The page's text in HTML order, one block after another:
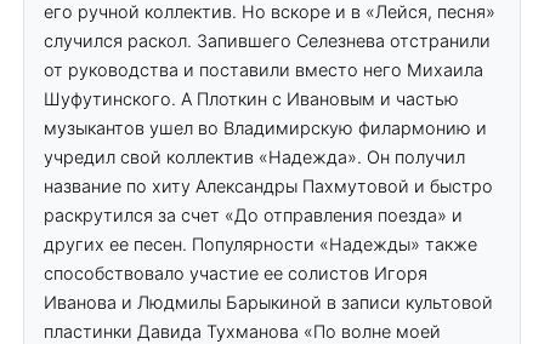
его ручной коллектив. Но вскоре и в «Лейся, песня»
случился раскол. Запившего Селезнева отстранили
от руководства и поставили вместо него Михаила
Шуфутинского. А Плоткин с Ивановым и частью
музыкантов ушел во Владимирскую филармонию и
учредил свой коллектив «Надежда». Он получил
название по хиту Александры Пахмутовой и быстро
раскрутился за счет «До отправления поезда» и
других ее песен. Популярности «Надежды» также
способствовало участие ее солистов Игоря
Иванова и Людмилы Барыкиной в записи культовой
пластинки Давида Тухманова «По волне моей